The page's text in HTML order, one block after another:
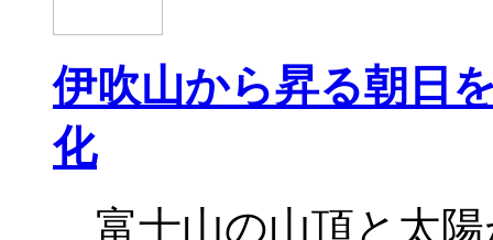
伊吹山から昇る朝日
化
富士山の山頂と太